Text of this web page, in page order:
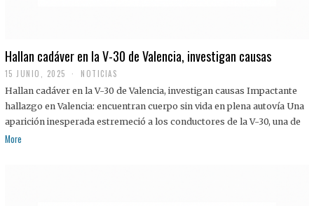
Hallan cadáver en la V-30 de Valencia, investigan causas
15 JUNIO, 2025 NOTICIAS
Hallan cadáver en la V-30 de Valencia, investigan causas Impactante
hallazgo en Valencia: encuentran cuerpo sin vida en plena autovía Una
aparición inesperada estremeció a los conductores de la V-30, una de
More